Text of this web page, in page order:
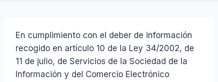
En cumplimiento con el deber de información
recogido en artículo 10 de la Ley 34/2002, de
11 de julio, de Servicios de la Sociedad de la
Información y del Comercio Electrónico